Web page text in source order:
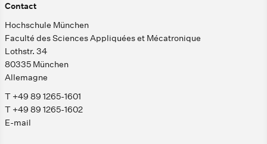
Contact
Hochschule München
Faculté des Sciences Appliquées et Mécatronique
Lothstr. 34
80335 München
Allemagne
T +49 89 1265-1601
T +49 89 1265-1602
E-mail